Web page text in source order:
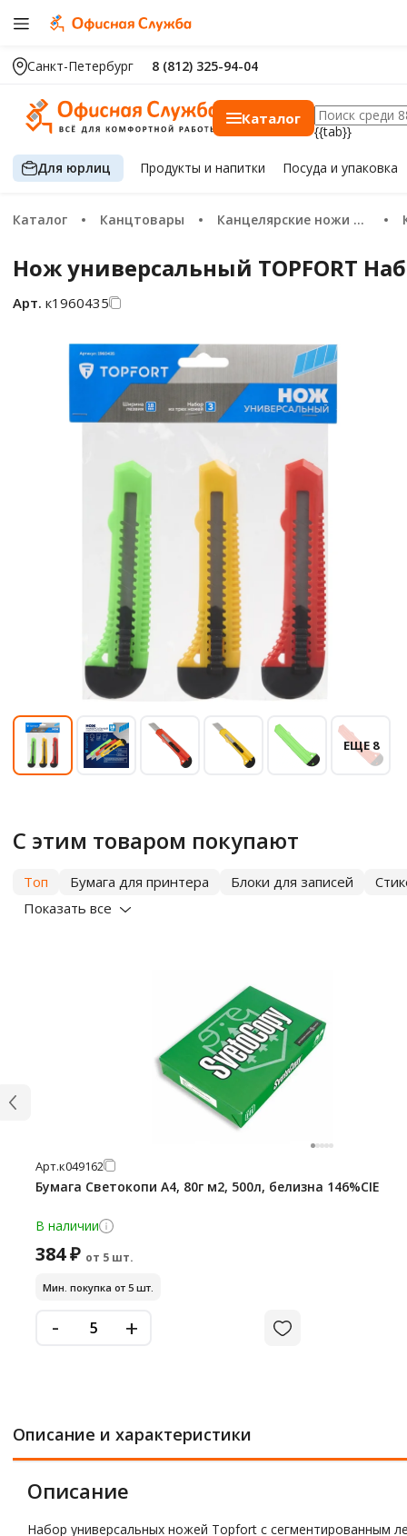
Санкт-Петербург 8 (812) 325-94-04
Каталог
{{tab}}
Для юрлиц Продуктыи напитки Посуда и упаковка
Каталог Канцтовары Канцелярские ножи и ножницы
Нож универсальный TOPFORT
Арт. к1960435
ЕЩЕ 8
С этим товаром покупают
Топ Бумага для принтера Блоки для записей
Показать все
Арт.к049162
Бумага Светокопи А4, 80г м2, 500л, белизна 146%CIE
В наличии
384 ₽ от 5 шт.
Мин. покупка от 5 шт.
- +
Описание и характеристики
Описание
Набор универсальных ножей Topfort с сегментированным